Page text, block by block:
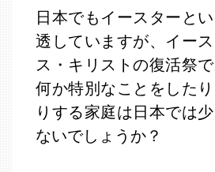
日本でもイースターと
透していますが、イー
ス・キリストの復活祭で
何か特別なことをした
りする家庭は日本では
ないでしょうか？